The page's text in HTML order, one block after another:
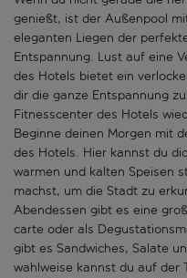
genießt, ist der Außenpool
eleganten Liegen der
Entspannung. Lust auf eine
des Hotels bietet ein
dir die ganze Entspannung
Fitnesscenter des Hotels
Beginne deinen Morgen mit
des Hotels. Hier kannst du
warmen und kalten Speisen
machst, um die Stadt zu
Abendessen gibt es eine
carte oder als
gibt es Sandwiches, Salate
wahlweise kannst du auf der